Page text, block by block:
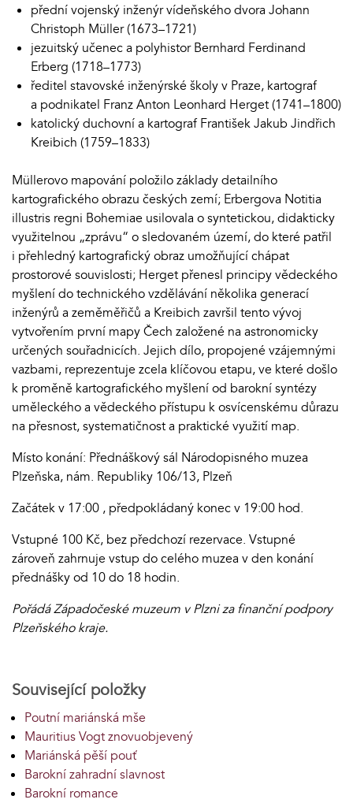
přední vojenský inženýr vídeňského dvora Johann
Christoph Müller (1673–1721)
jezuitský učenec a polyhistor Bernhard Ferdinand
Erberg (1718–1773)
ředitel stavovské inženýrské školy v Praze, kartograf
a podnikatel Franz Anton Leonhard Herget (1741–1800)
katolický duchovní a kartograf František Jakub Jindřich
Kreibich (1759–1833)
Müllerovo mapování položilo základy detailního
kartografického obrazu českých zemí; Erbergova Notitia
illustris regni Bohemiae usilovala o syntetickou, didakticky
využitelnou „zprávu“ o sledovaném území, do které patřil
i přehledný kartografický obraz umožňující chápat
prostorové souvislosti; Herget přenesl principy vědeckého
myšlení do technického vzdělávání několika generací
inženýrů a zeměměřičů a Kreibich završil tento vývoj
vytvořením první mapy Čech založené na astronomicky
určených souřadnicích. Jejich dílo, propojené vzájemnými
vazbami, reprezentuje zcela klíčovou etapu, ve které došlo
k proměně kartografického myšlení od barokní syntézy
uměleckého a vědeckého přístupu k osvícenskému důrazu
na přesnost, systematičnost a praktické využití map.
Místo konání: Přednáškový sál Národopisného muzea
Plzeňska, nám. Republiky 106/13, Plzeň
Začátek v 17:00 , předpokládaný konec v 19:00 hod.
Vstupné 100 Kč, bez předchozí rezervace. Vstupné
zároveň zahrnuje vstup do celého muzea v den konání
přednášky od 10 do 18 hodin.
Pořádá Západočeské muzeum v Plzni za finanční podpory
Plzeňského kraje.
Související položky
Poutní mariánská mše
Mauritius Vogt znovuobjevený
Mariánská pěší pouť
Barokní zahradní slavnost
Barokní romance